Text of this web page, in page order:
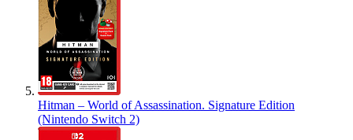
Hitman – World of Assassination. Signature Edition
(Nintendo Switch 2)